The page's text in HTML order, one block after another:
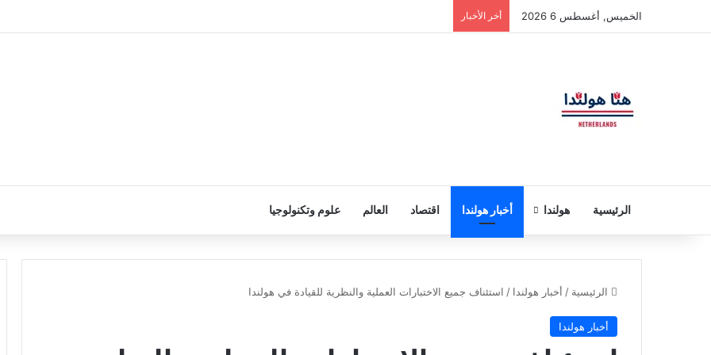
الخميس, أغسطس 6 2026 أخر الأخبار
الرئيسية هولندا أخبار هولندا اقتصاد العالم علوم وتكنولوجيا
الرئيسية / أخبار هولندا / استئناف جميع الاختبارات العملية والنظرية للقيادة في هولندا
أخبار هولندا